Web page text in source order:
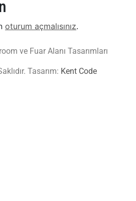
oturum açmalısınız.
ve Fuar Alanı Tasarımları
Tasarım: Kent Code